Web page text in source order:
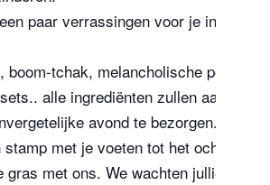
paar verrassingen voor je in petto,
boom-tchak, melancholische pop-
alle ingrediënten zullen
avond te bezorgen.
met je voeten tot het
gras met ons. We wachten jullie heet